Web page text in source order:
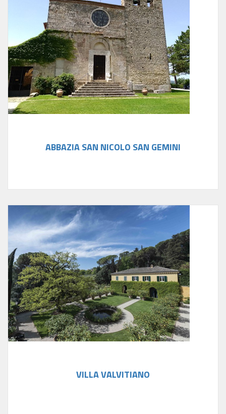
ABBAZIA SAN NICOLO SAN GEMINI
VILLA VALVITIANO